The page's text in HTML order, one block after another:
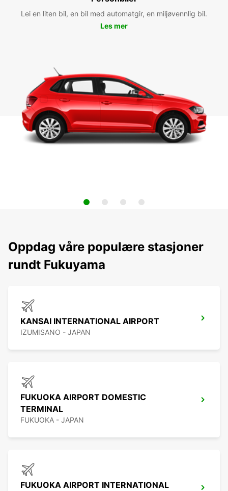
Lei en liten bil, en bil med automatgir, en miljøvennlig bil.
Les mer
Oppdag våre populære stasjoner
rundt Fukuyama
KANSAI INTERNATIONAL AIRPORT
IZUMISANO - JAPAN
FUKUOKA AIRPORT DOMESTIC
TERMINAL
FUKUOKA - JAPAN
FUKUOKA AIRPORT INTERNATIONAL